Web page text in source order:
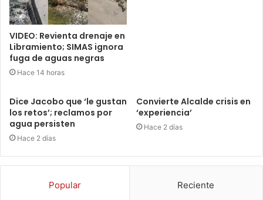
VIDEO: Revienta drenaje en
Libramiento; SIMAS ignora
fuga de aguas negras
Hace 14 horas
Dice Jacobo que ‘le gustan
los retos’; reclamos por
agua persisten
Hace 2 días
Convierte Alcalde crisis en
‘experiencia’
Hace 2 días
Popular Reciente